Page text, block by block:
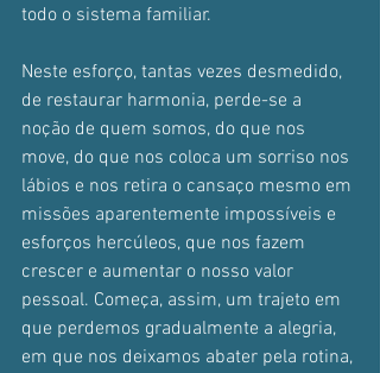
todo o sistema familiar.
Neste esforço, tantas vezes desmedido,
de restaurar harmonia, perde-se a
noção de quem somos, do que nos
move, do que nos coloca um sorriso nos
lábios e nos retira o cansaço mesmo em
missões aparentemente impossíveis e
esforços hercúleos, que nos fazem
crescer e aumentar o nosso valor
pessoal. Começa, assim, um trajeto em
que perdemos gradualmente a alegria,
em que nos deixamos abater pela rotina,